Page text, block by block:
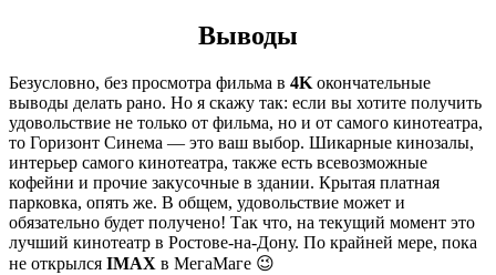
Выводы
Безусловно, без просмотра фильма в 4K окончательные
выводы делать рано. Но я скажу так: если вы хотите получить
удовольствие не только от фильма, но и от самого кинотеатра,
то Горизонт Синема — это ваш выбор. Шикарные кинозалы,
интерьер самого кинотеатра, также есть всевозможные
кофейни и прочие закусочные в здании. Крытая платная
парковка, опять же. В общем, удовольствие может и
обязательно будет получено! Так что, на текущий момент это
лучший кинотеатр в Ростове-на-Дону. По крайней мере, пока
не открылся IMAX в МегаМаге 😉